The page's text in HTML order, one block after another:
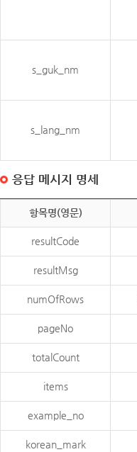
s_guk_nm
s_lang_nm
응답 메시지 명세
항목명(영문)
resultCode
resultMsg
numOfRows
pageNo
totalCount
items
example_no
korean_mark